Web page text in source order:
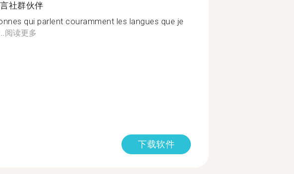
社群伙伴
qui parlent couramment les langues que je
阅读更多
下载软件